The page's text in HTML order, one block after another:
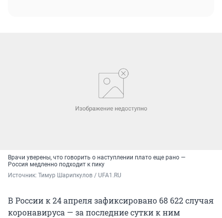
Врачи уверены, что говорить о наступлении плато еще рано —
Россия медленно подходит к пику
Источник: Тимур Шарипкулов / UFA1.RU
В России к 24 апреля зафиксировано 68 622 случая
коронавируса — за последние сутки к ним